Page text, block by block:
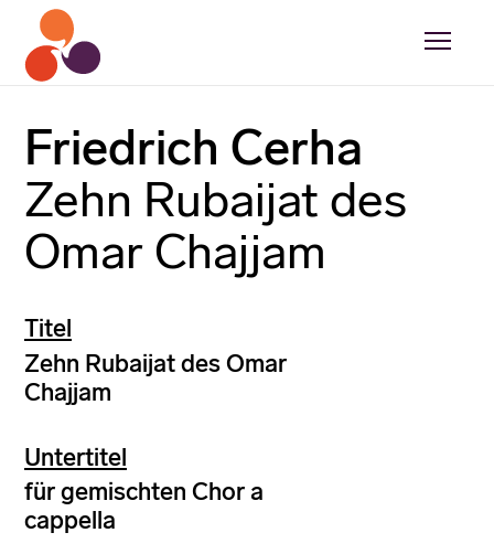
Friedrich Cerha
Zehn Rubaijat des
Omar Chajjam
Titel
Zehn Rubaijat des Omar
Chajjam
Untertitel
für gemischten Chor a
cappella